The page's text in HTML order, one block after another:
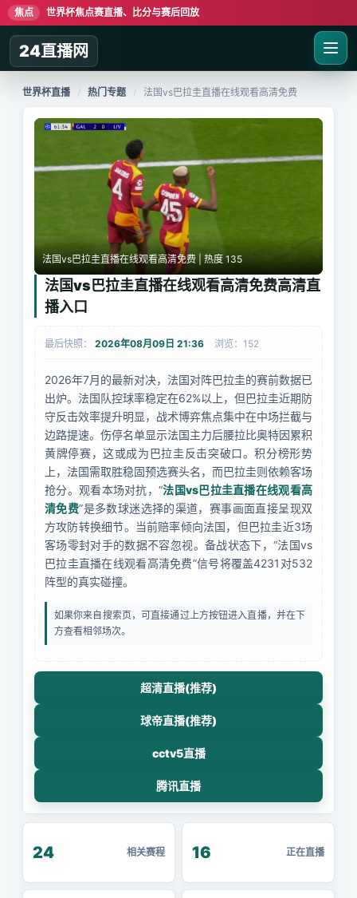
焦点 世界杯焦点赛直播、比分与赛后回放
24直播网
世界杯直播 / 热门专题 / 法国vs巴拉圭直播在线观看高清免费
法国vs巴拉圭直播在线观看高清免费 | 热度 135
法国vs巴拉圭直播在线观看高清免费高清直
播入口
最后快照： 2026年08月09日 21:36 浏览：152
2026年7月的最新对决，法国对阵巴拉圭的赛前数据已
出炉。法国队控球率稳定在62%以上，但巴拉圭近期防
守反击效率提升明显，战术博弈焦点集中在中场拦截与
边路提速。伤停名单显示法国主力后腰拉比奥特因累积
黄牌停赛，这或成为巴拉圭反击突破口。积分榜形势
上，法国需取胜稳固预选赛头名，而巴拉圭则依赖客场
抢分。观看本场对抗，“法国vs巴拉圭直播在线观看高
清免费”是多数球迷选择的渠道，赛事画面直接呈现双
方攻防转换细节。当前赔率倾向法国，但巴拉圭近3场
客场零封对手的数据不容忽视。备战状态下，“法国vs
巴拉圭直播在线观看高清免费”信号将覆盖4231对532
阵型的真实碰撞。
如果你来自搜索页，可直接通过上方按钮进入直播，并在下
方查看相邻场次。
超清直播(推荐)
球帝直播(推荐)
cctv5直播
腾讯直播
24 相关赛程 16 正在直播